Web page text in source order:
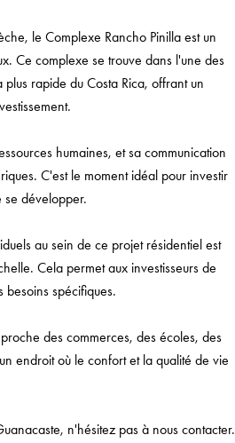
le Complexe Rancho Pinilla est un
Ce complexe se trouve dans l'une des
rapide du Costa Rica, offrant un
humaines, et sa communication
C'est le moment idéal pour investir
se développer.
au sein de ce projet résidentiel est
Cela permet aux investisseurs de
besoins spécifiques.
des commerces, des écoles, des
endroit où le confort et la qualité de vie
n'hésitez pas à nous contacter.